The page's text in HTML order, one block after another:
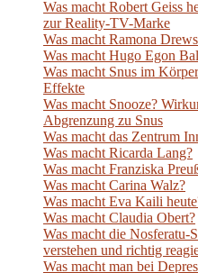
Was macht Robert Geiss
zur Reality-TV-Marke
Was macht Ramona
Was macht Hugo Egon
Was macht Snus im
Effekte
Was macht Snooze?
Abgrenzung zu Snus
Was macht das Zentrum
Was macht Ricarda Lang?
Was macht Franziska
Was macht Carina Walz?
Was macht Eva Kaili
Was macht Claudia Obert?
Was macht die Nosferatu-
verstehen und richtig
Was macht man bei